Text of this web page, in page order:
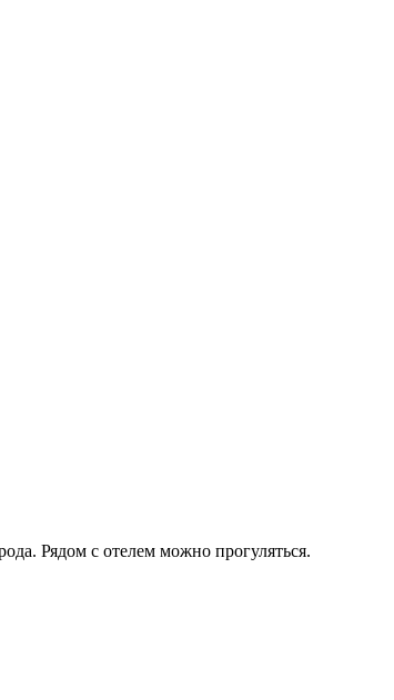
Рядом с отелем можно прогуляться.